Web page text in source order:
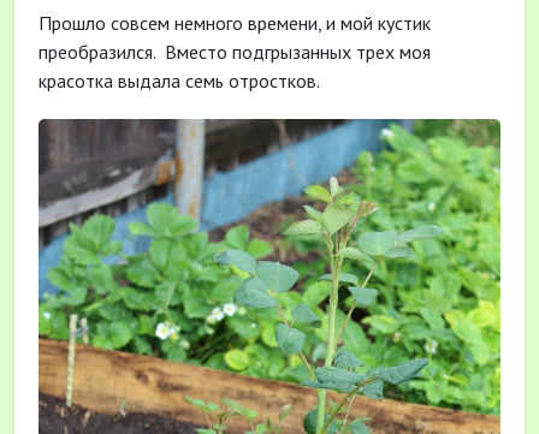
Прошло совсем немного времени, и мой кустик
преобразился. Вместо подгрызанных трех моя
красотка выдала семь отростков.